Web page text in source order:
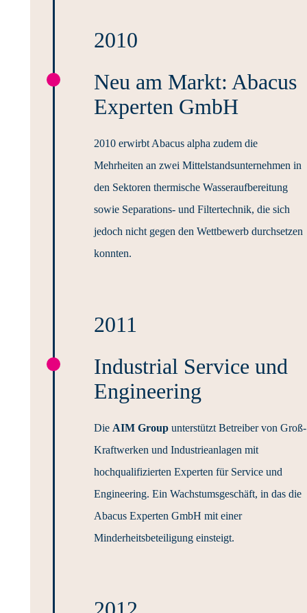
2010
Neu am Markt: Abacus
Experten GmbH
2010 erwirbt Abacus alpha zudem die
Mehrheiten an zwei Mittelstandsunternehmen in
den Sektoren thermische Wasseraufbereitung
sowie Separations- und Filtertechnik, die sich
jedoch nicht gegen den Wettbewerb durchsetzen
konnten.
2011
Industrial Service und
Engineering
Die AIM Groupunterstützt Betreiber von Groß-
Kraftwerken und Industrieanlagen mit
hochqualifizierten Experten für Service und
Engineering. Ein Wachstumsgeschäft, in das die
Abacus Experten GmbH mit einer
Minderheitsbeteiligung einsteigt.